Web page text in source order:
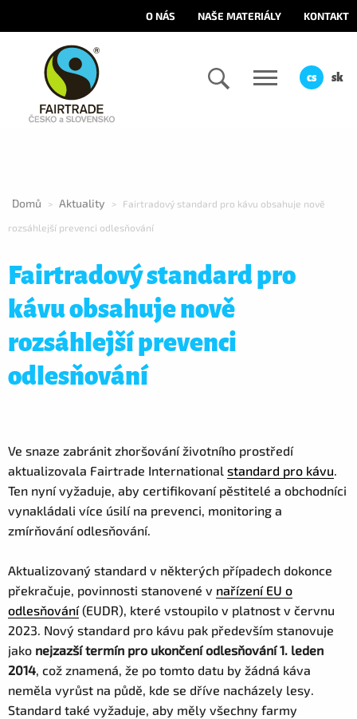
O NÁS NAŠE MATERIÁLY KONTAKT
cs sk
Domů > Aktuality > Fairtradový standard pro kávu obsahuje nově
rozsáhlejší prevenci odlesňování
Fairtradový standard pro
kávu obsahuje nově
rozsáhlejší prevenci
odlesňování
Ve snaze zabránit zhoršování životního prostředí
aktualizovala Fairtrade International standard pro kávu.
Ten nyní vyžaduje, aby certifikovaní pěstitelé a obchodníci
vynakládali více úsilí na prevenci, monitoring a
zmírňování odlesňování.
Aktualizovaný standard v některých případech dokonce
překračuje, povinnosti stanovené v nařízení EU o
odlesňování(EUDR), které vstoupilo v platnost v červnu
2023. Nový standard pro kávu pak především stanovuje
jako nejzazší termín pro ukončení odlesňování 1. leden
2014, což znamená, že po tomto datu by žádná káva
neměla vyrůst na půdě, kde se dříve nacházely lesy.
Standard také vyžaduje, aby měly všechny farmy